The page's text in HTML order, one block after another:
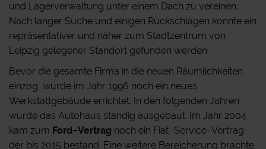
und Lagerverwaltung unter einem Dach zu vereinen.
Nach langer Suche und einigen Rückschlägen konnte ein
repräsentativer und näher zum Stadtzentrum von
Leipzig gelegener Standort gefunden werden.
Bevor die gesamte Firma in die neuen Räumlichkeiten
einzog, wurde im Jahr 1996 noch ein neues
Werkstattgebäude errichtet. In den folgenden Jahren
wurde das Autohaus ständig ausgebaut. Im Jahr 2004
kam zum Ford–Vertrag noch ein Fiat–Service–Vertrag
der bis 2015 bestand. Eine weitere Bereicherung brachte